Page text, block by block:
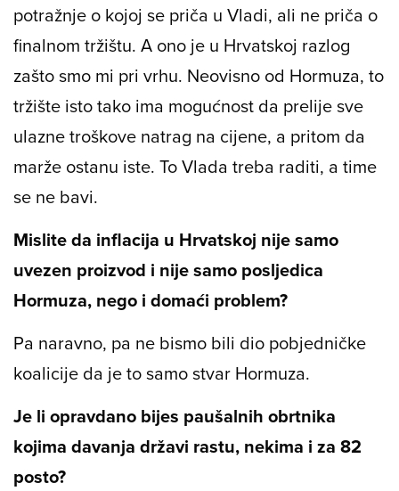
potražnje o kojoj se priča u Vladi, ali ne priča o
finalnom tržištu. A ono je u Hrvatskoj razlog
zašto smo mi pri vrhu. Neovisno od Hormuza, to
tržište isto tako ima mogućnost da prelije sve
ulazne troškove natrag na cijene, a pritom da
marže ostanu iste. To Vlada treba raditi, a time
se ne bavi.
Mislite da inflacija u Hrvatskoj nije samo
uvezen proizvod i nije samo posljedica
Hormuza, nego i domaći problem?
Pa naravno, pa ne bismo bili dio pobjedničke
koalicije da je to samo stvar Hormuza.
Je li opravdano bijes paušalnih obrtnika
kojima davanja državi rastu, nekima i za 82
posto?